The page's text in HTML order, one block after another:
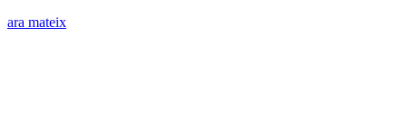
ara mateix